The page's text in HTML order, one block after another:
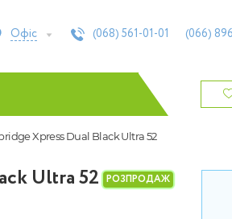
Офіс (068) 561-01-01 (066)
Xpress Dual Black Ultra 52
Ultra 52 РОЗПРОДАЖ